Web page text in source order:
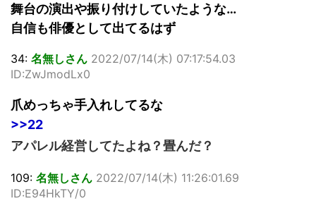
舞台の演出や振り付けしていたような…
自信も俳優として出てるはず
34: 名無しさん 2022/07/14(木) 07:17:54.03
ID:ZwJmodLx0
爪めっちゃ手入れしてるな
>>22
アパレル経営してたよね？畳んだ？
109: 名無しさん 2022/07/14(木) 11:26:01.69
ID:E94HkTY/0